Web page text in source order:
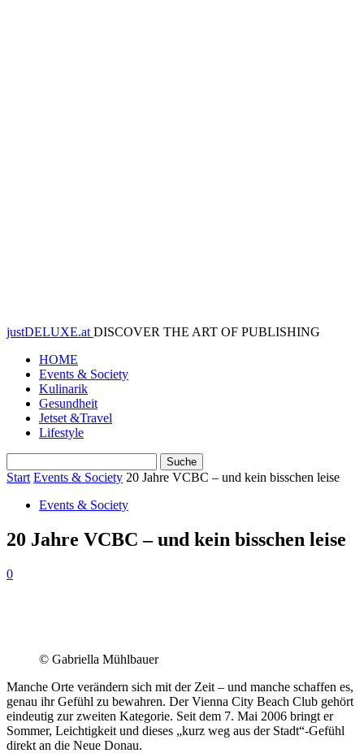
justDELUXE.at DISCOVER THE ART OF PUBLISHING
HOME
Events & Society
Kulinarik
Gesundheit
Jetset &Travel
Lifestyle
Start Events & Society 20 Jahre VCBC – und kein bisschen leise
Events & Society
20 Jahre VCBC – und kein bisschen leise
0
© Gabriella Mühlbauer
Manche Orte verändern sich mit der Zeit – und manche schaffen es,
genau ihr Gefühl zu bewahren. Der Vienna City Beach Club gehört
eindeutig zur zweiten Kategorie. Seit dem 7. Mai 2006 bringt er
Sommer, Leichtigkeit und dieses „kurz weg aus der Stadt“-Gefühl
direkt an die Neue Donau.